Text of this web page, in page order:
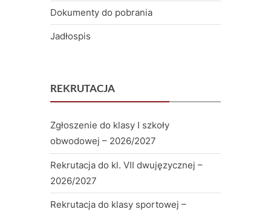
Dokumenty do pobrania
Jadłospis
REKRUTACJA
Zgłoszenie do klasy I szkoły
obwodowej – 2026/2027
Rekrutacja do kl. VII dwujęzycznej –
2026/2027
Rekrutacja do klasy sportowej –